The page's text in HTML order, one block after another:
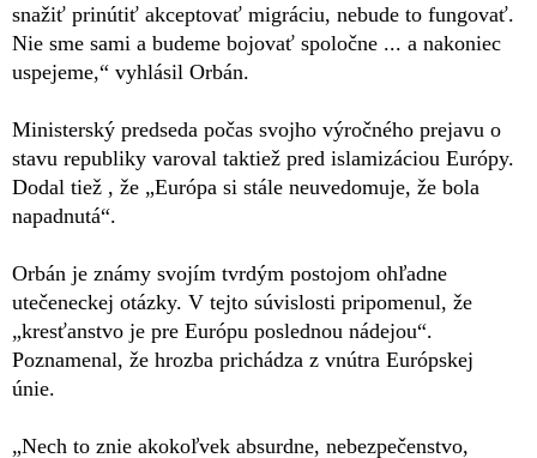
snažiť prinútiť akceptovať migráciu, nebude to fungovať.
Nie sme sami a budeme bojovať spoločne ... a nakoniec
uspejeme,“ vyhlásil Orbán.
Ministerský predseda počas svojho výročného prejavu o
stavu republiky varoval taktiež pred islamizáciou Európy.
Dodal tiež , že „Európa si stále neuvedomuje, že bola
napadnutá“.
Orbán je známy svojím tvrdým postojom ohľadne
utečeneckej otázky. V tejto súvislosti pripomenul, že
„kresťanstvo je pre Európu poslednou nádejou“.
Poznamenal, že hrozba prichádza z vnútra Európskej
únie.
„Nech to znie akokoľvek absurdne, nebezpečenstvo,